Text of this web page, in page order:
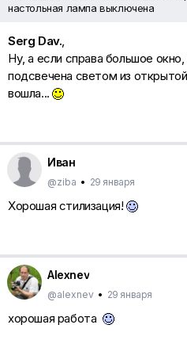
настольная лампа выключена
Serg Dav.,
Ну, а если справа большое
подсвечена светом из
вошла...
Иван
@ziba • 29 января
Хорошая стилизация!
Alexnev
@alexnev • 29 января
хорошая работа